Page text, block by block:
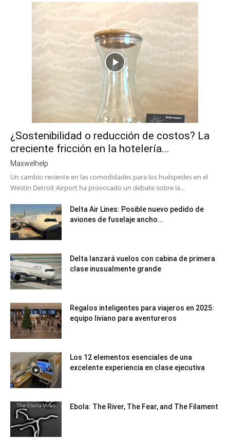
¿Sostenibilidad o reducción de costos? La
creciente fricción en la hotelería...
Maxwelhelp
Un cambio reciente en las comodidades para los huéspedes en el
Westin Detroit Airport ha provocado un debate sobre la...
Delta Air Lines: Posible nuevo pedido de
aviones de fuselaje ancho...
Delta lanzará vuelos con cabina de primera
clase inusualmente grande
Regalos inteligentes para viajeros en 2025:
equipo liviano para aventureros
Los 12 elementos esenciales de una
excelente experiencia en clase ejecutiva
Ebola: The River, The Fear, and The Filament